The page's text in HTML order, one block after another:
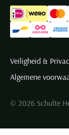
Veiligheid &
Algemene
© 2026 Schulte